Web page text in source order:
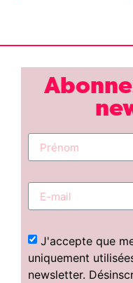
J'accepte que
uniquement
newsletter.